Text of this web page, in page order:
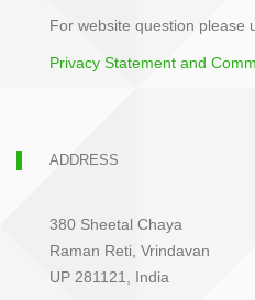
For website question please
Privacy Statement and
ADDRESS
380 Sheetal Chaya
Raman Reti, Vrindavan
UP 281121, India